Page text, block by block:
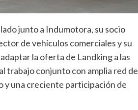
junto a Indumotora, su socio
de vehículos comerciales y su
la oferta de Landking a las
trabajo conjunto con amplia red de
y una creciente participación de